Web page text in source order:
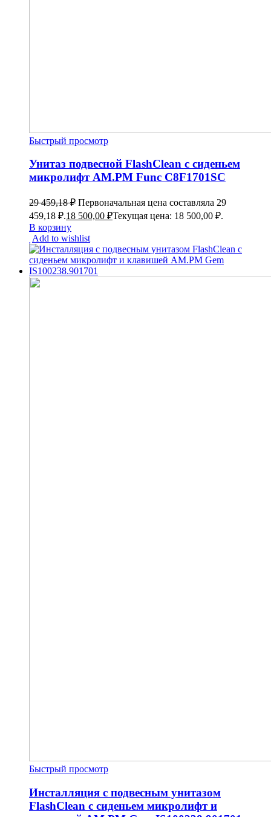
Быстрый просмотр
Унитаз подвесной FlashClean с сиденьем
микролифт AM.PM Func C8F1701SC
29 459,18₽ Первоначальная цена составляла 29
459,18 ₽.18 500,00 ₽Текущая цена: 18 500,00 ₽.
В корзину
Add to wishlist
Быстрый просмотр
Инсталляция с подвесным унитазом
FlashClean с сиденьем микролифт и